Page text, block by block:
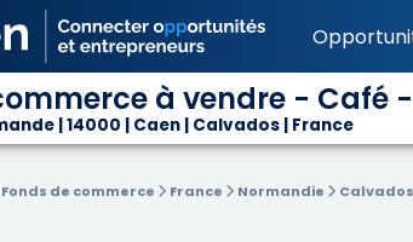
à vendre - Café
| 14000 | Caen | Calvados | France
de commerce France Normandie Calvados